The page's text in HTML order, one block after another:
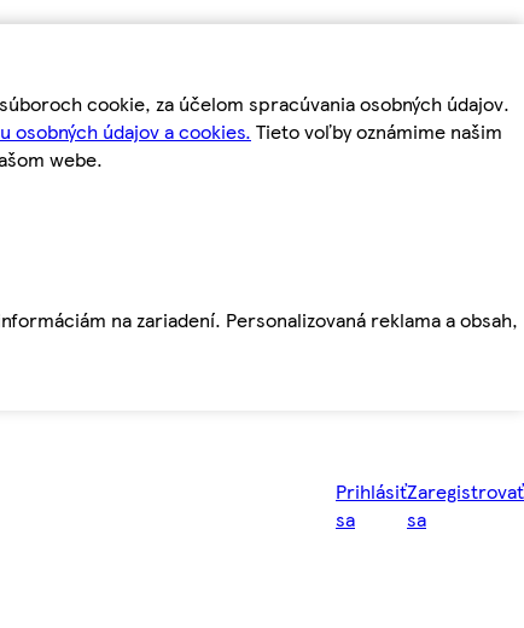
cookie, za účelom spracúvania osobných údajov.
osobných údajov a cookies. Tieto voľby oznámime našim
webe.
na zariadení. Personalizovaná reklama a obsah,
Prihlásiť
sa
Zaregistrovať
sa